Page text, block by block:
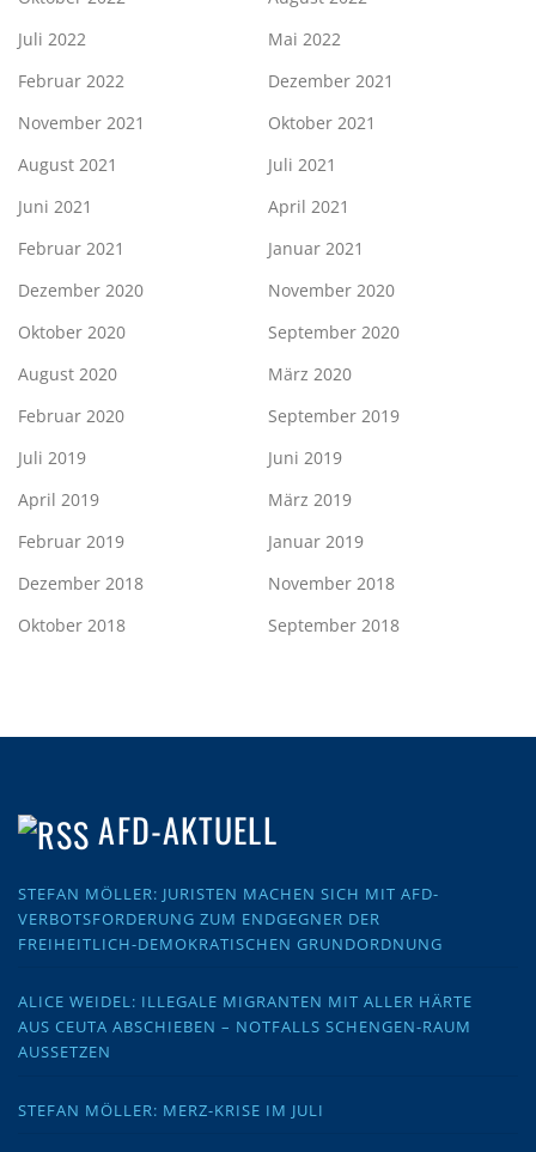
Juli 2022
Mai 2022
Februar 2022
Dezember 2021
November 2021
Oktober 2021
August 2021
Juli 2021
Juni 2021
April 2021
Februar 2021
Januar 2021
Dezember 2020
November 2020
Oktober 2020
September 2020
August 2020
März 2020
Februar 2020
September 2019
Juli 2019
Juni 2019
April 2019
März 2019
Februar 2019
Januar 2019
Dezember 2018
November 2018
Oktober 2018
September 2018
AFD-AKTUELL
STEFAN MÖLLER: JURISTEN MACHEN SICH MIT AFD-
VERBOTSFORDERUNG ZUM ENDGEGNER DER
FREIHEITLICH-DEMOKRATISCHEN GRUNDORDNUNG
ALICE WEIDEL: ILLEGALE MIGRANTEN MIT ALLER HÄRTE
AUS CEUTA ABSCHIEBEN – NOTFALLS SCHENGEN-RAUM
AUSSETZEN
STEFAN MÖLLER: MERZ-KRISE IM JULI